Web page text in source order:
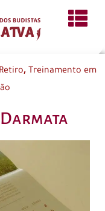
Retiro, Treinamento em
Darmata